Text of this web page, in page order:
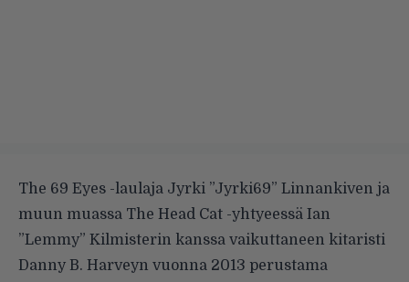
The 69 Eyes -laulaja Jyrki ”Jyrki69” Linnankiven ja
muun muassa The Head Cat -yhtyeessä Ian
”Lemmy” Kilmisterin kanssa vaikuttaneen kitaristi
Danny B. Harveyn vuonna 2013 perustama